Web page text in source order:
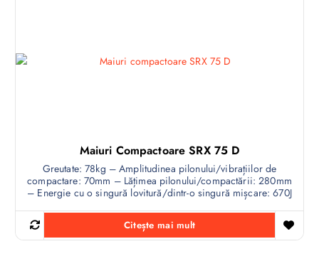
Maiuri Compactoare SRX 75 D
Greutate: 78kg – Amplitudinea pilonului/vibrațiilor de
compactare: 70mm – Lățimea pilonului/compactării: 280mm
– Energie cu o singură lovitură/dintr-o singură mișcare: 670J
Citește mai mult